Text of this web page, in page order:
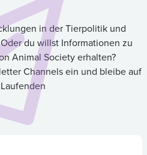
in der Tierpolitik und
du willst Informationen zu
Animal Society erhalten?
Channels ein und bleibe auf